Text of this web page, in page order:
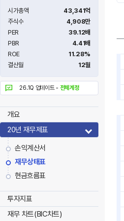
시가총액
43,341억
주식수
4,908만
PER
39.12배
PBR
4.41배
ROE
11.28%
결산월
12월
26.1Q 업데이트 - 전체계정
개요
20년 재무제표
손익계산서
재무상태표
현금흐름표
투자지표
재무 차트(BIC차트)